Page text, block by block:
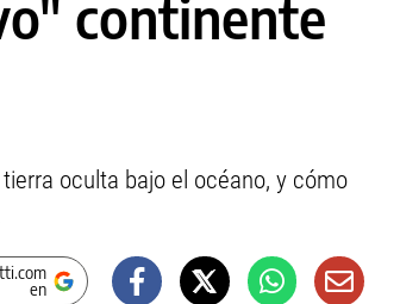
continente
oculta bajo el océano, y cómo
en